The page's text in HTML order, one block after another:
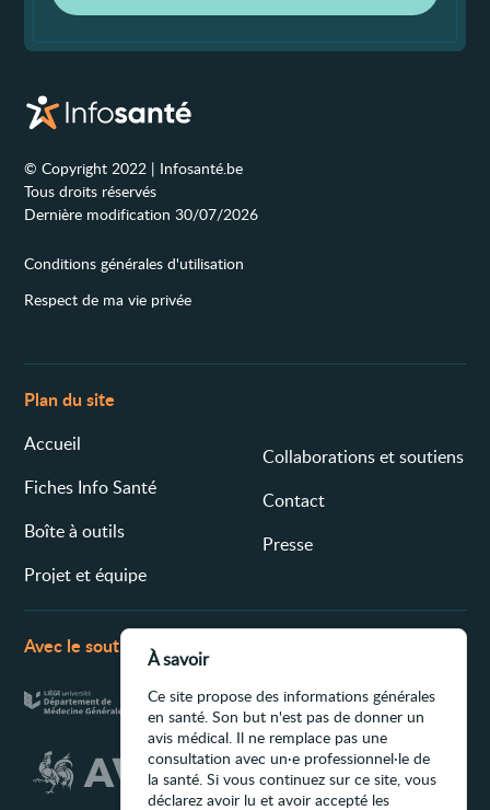
© Copyright 2022 | Infosanté.be
Tous droits réservés
Dernière modification 30/07/2026
Conditions générales d'utilisation
Respect de ma vie privée
Plan du site
Accueil
Fiches Info Santé
Boîte à outils
Projet et équipe
Collaborations et soutiens
Contact
Presse
Avec le soutien de
À savoir
Ce site propose des informations générales
en santé. Son but n'est pas de donner un
avis médical. Il ne remplace pas une
consultation avec un·e professionnel·le de
la santé. Si vous continuez sur ce site, vous
déclarez avoir lu et avoir accepté les